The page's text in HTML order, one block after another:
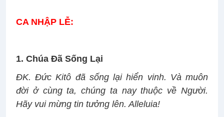
CA NHẬP LỄ:
1. Chúa Đã Sống Lại
ĐK. Đức Kitô đã sống lại hiển vinh. Và muôn
đời ở cùng ta, chúng ta nay thuộc về Người.
Hãy vui mừng tin tưởng lên. Alleluia!